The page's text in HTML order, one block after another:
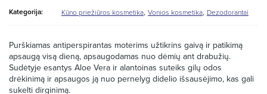
Kategorija: Kūno priežiūros kosmetika Vonios kosmetika Dezodorantai
Purškiamas antiperspirantas moterims užtikrins gaivą ir patikimą
apsaugą visą dieną, apsaugodamas nuo dėmių ant drabužių.
Sudėtyje esantys Aloe Vera ir alantoinas suteiks gilų odos
drėkinimą ir apsaugos ją nuo pernelyg didelio išsausėjimo, kas gali
sukelti dirginimą.